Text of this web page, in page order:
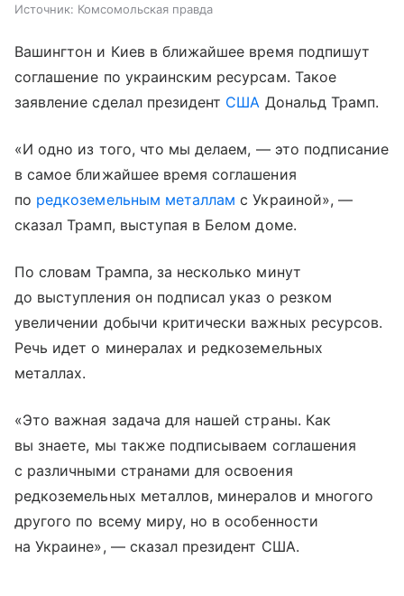
Источник: Комсомольская правда
Вашингтон и Киев в ближайшее время подпишут
соглашение по украинским ресурсам. Такое
заявление сделал президент США Дональд Трамп.
«И одно из того, что мы делаем, — это подписание
в самое ближайшее время соглашения
по редкоземельным металлам с Украиной», —
сказал Трамп, выступая в Белом доме.
По словам Трампа, за несколько минут
до выступления он подписал указ о резком
увеличении добычи критически важных ресурсов.
Речь идет о минералах и редкоземельных
металлах.
«Это важная задача для нашей страны. Как
вы знаете, мы также подписываем соглашения
с различными странами для освоения
редкоземельных металлов, минералов и многого
другого по всему миру, но в особенности
на Украине», — сказал президент США.